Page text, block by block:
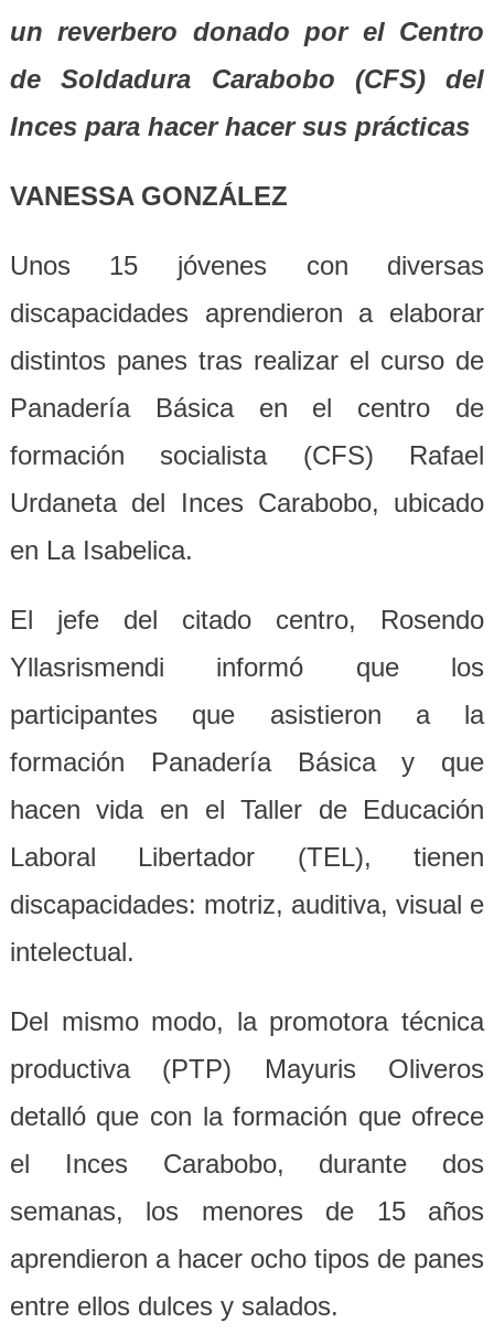
un reverbero donado por el Centro
de Soldadura Carabobo (CFS) del
Inces para hacer hacer sus prácticas
VANESSA GONZÁLEZ
Unos 15 jóvenes con diversas
discapacidades aprendieron a elaborar
distintos panes tras realizar el curso de
Panadería Básica en el centro de
formación socialista (CFS) Rafael
Urdaneta del Inces Carabobo, ubicado
en La Isabelica.
El jefe del citado centro, Rosendo
Yllasrismendi informó que los
participantes que asistieron a la
formación Panadería Básica y que
hacen vida en el Taller de Educación
Laboral Libertador (TEL), tienen
discapacidades: motriz, auditiva, visual e
intelectual.
Del mismo modo, la promotora técnica
productiva (PTP) Mayuris Oliveros
detalló que con la formación que ofrece
el Inces Carabobo, durante dos
semanas, los menores de 15 años
aprendieron a hacer ocho tipos de panes
entre ellos dulces y salados.